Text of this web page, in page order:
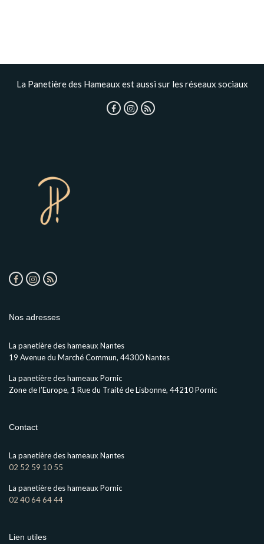
La Panetière des Hameaux est aussi sur les réseaux sociaux
Nos adresses
La panetière des hameaux Nantes
19 Avenue du Marché Commun, 44300 Nantes
La panetière des hameaux Pornic
Zone de l’Europe, 1 Rue du Traité de Lisbonne, 44210 Pornic
Contact
La panetière des hameaux Nantes
02 52 59 10 55
La panetière des hameaux Pornic
02 40 64 64 44
Lien utiles